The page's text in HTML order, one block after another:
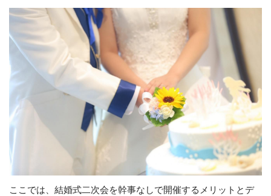
ここでは、結婚式二次会を幹事なしで開催するメリットとデ